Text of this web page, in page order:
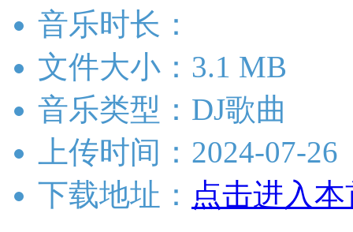
音乐时长：
文件大小：3.1 MB
音乐类型：DJ歌曲
上传时间：2024-07-26
下载地址： 点击进入